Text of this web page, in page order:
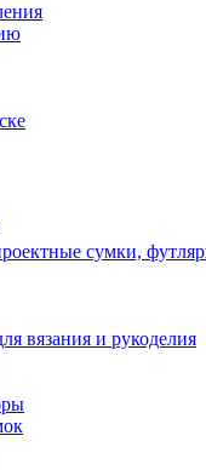
сумки,
вязания и рукоделия